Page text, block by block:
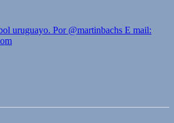
uruguayo. Por @martinbachs E mail: